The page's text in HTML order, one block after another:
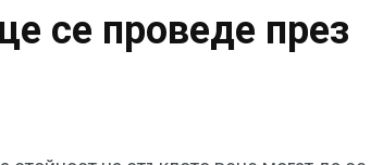
се проведе през